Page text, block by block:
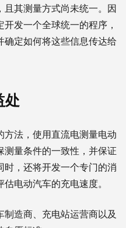
其测量方式尚未统一。因
发一个全球统一的程序，
确定如何将这些信息传达给
处
法，使用直流电测量电动
量条件的一致性，并保证
，还将开发一个专门的消
电动汽车的充电速度。
造商、充电站运营商以及